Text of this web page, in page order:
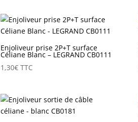
Enjoliveur prise 2P+T surface
Céliane Blanc – LEGRAND CB0111
1,30€ TTC